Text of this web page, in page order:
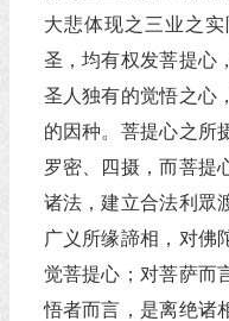
大悲体现之三业之
圣，均有权发菩提心
圣人独有的觉悟之心
的因种。菩提心之所
罗密、四摄，而菩提
诸法，建立合法利眾
广义所缘諦相，对佛
觉菩提心；对菩萨而
悟者而言，是离绝诸